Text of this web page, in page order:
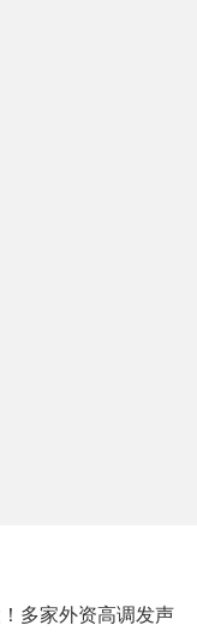
多家外资高调发声